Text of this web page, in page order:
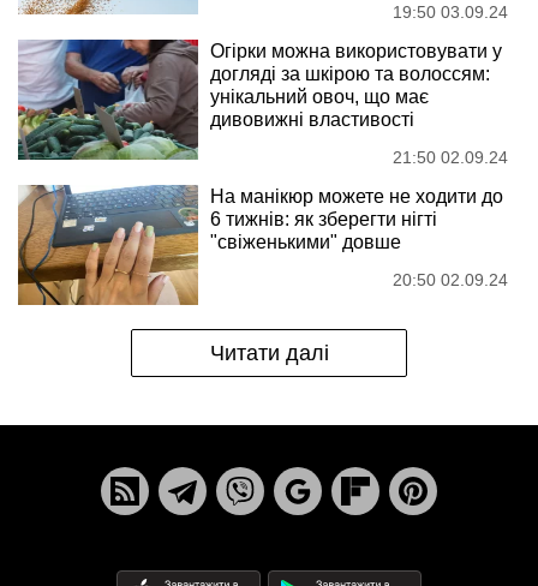
19:50 03.09.24
Огірки можна використовувати у
догляді за шкірою та волоссям:
унікальний овоч, що має
дивовижні властивості
21:50 02.09.24
На манікюр можете не ходити до
6 тижнів: як зберегти нігті
"свіженькими" довше
20:50 02.09.24
Читати далі